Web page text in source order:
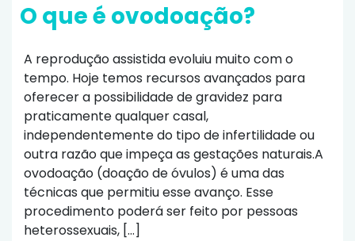
O que é ovodoação?
A reprodução assistida evoluiu muito com o
tempo. Hoje temos recursos avançados para
oferecer a possibilidade de gravidez para
praticamente qualquer casal,
independentemente do tipo de infertilidade ou
outra razão que impeça as gestações naturais.A
ovodoação (doação de óvulos) é uma das
técnicas que permitiu esse avanço. Esse
procedimento poderá ser feito por pessoas
heterossexuais, […]